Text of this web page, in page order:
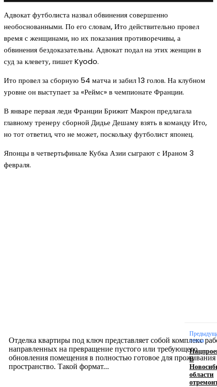
Адвокат футболиста назвал обвинения совершенно
необоснованными. По его словам, Ито действительно провел
время с женщинами, но их показания противоречивы, а
обвинения бездоказательны. Адвокат подал на этих женщин в
суд за клевету, пишет Kyodo.
Ито провел за сборную 54 матча и забил 13 голов. На клубном
уровне он выступает за «Реймс» в чемпионате Франции.
В январе первая леди Франции Брижит Макрон предлагала
главному тренеру сборной Дидье Дешаму взять в команду Ито,
но тот ответил, что не может, поскольку футболист японец.
Японцы в четвертьфинале Кубка Азии сыграют с Ираном 3
февраля.
Отделка квартиры под ключ представляет собой комплекс
направленных на превращение пустого или требующего
обновления помещения в полностью готовое для проживания
пространство. Такой формат...
статья
В
области